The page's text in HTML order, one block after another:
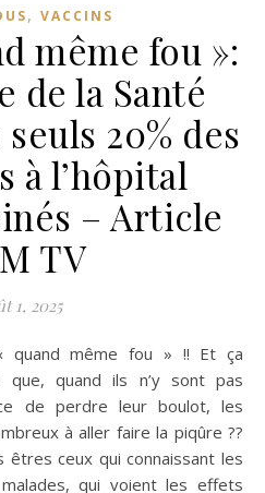
, VACCINS
même fou »:
de la Santé
20% des
à l’hôpital
– Article
TV
1, 2025
que, quand ils n’y sont pas
de perdre leur boulot, les
à aller faire la piqûre ??
êtres ceux qui connaissant les
qui voient les effets